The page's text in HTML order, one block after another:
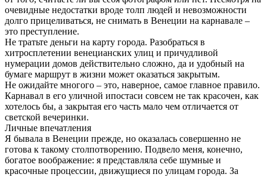
очевидные недостатки вроде толп людей и невозможности
долго прицеливаться, не снимать в Венеции на карнавале –
это преступление.
Не тратьте деньги на карту города. Разобраться в
хитросплетении венецианских улиц и причудливой
нумерации домов действительно сложно, да и удобный на
бумаге маршрут в жизни может оказаться закрытым.
Не ожидайте многого – это, наверное, самое главное правило.
Карнавал в его уличной ипостаси совсем не так красочен, как
хотелось бы, а закрытая его часть мало чем отличается от
светской вечеринки.
Личные впечатления
Я бывала в Венеции прежде, но оказалась совершенно не
готова к такому столпотворению. Подвело меня, конечно,
богатое воображение: я представляла себе шумные и
красочные процессии, движущиеся по улицам города. За